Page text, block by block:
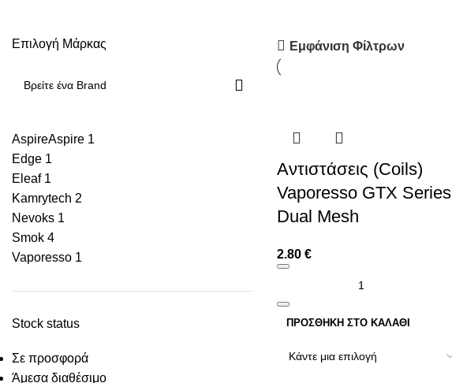
Επιλογή Μάρκας
AspireAspire 1
Edge 1
Eleaf 1
Kamrytech 2
Nevoks 1
Smok 4
Vaporesso 1
Stock status
Σε προσφορά
Άμεσα διαθέσιμο
Εμφάνιση Φίλτρων
Αντιστάσεις (Coils)
Vaporesso GTX Series
Dual Mesh
2.80 €
ΠΡΟΣΘΉΚΗ ΣΤΟ ΚΑΛΆΘΙ